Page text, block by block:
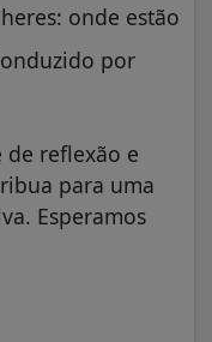
onde estão
por
de reflexão e
para uma
Esperamos